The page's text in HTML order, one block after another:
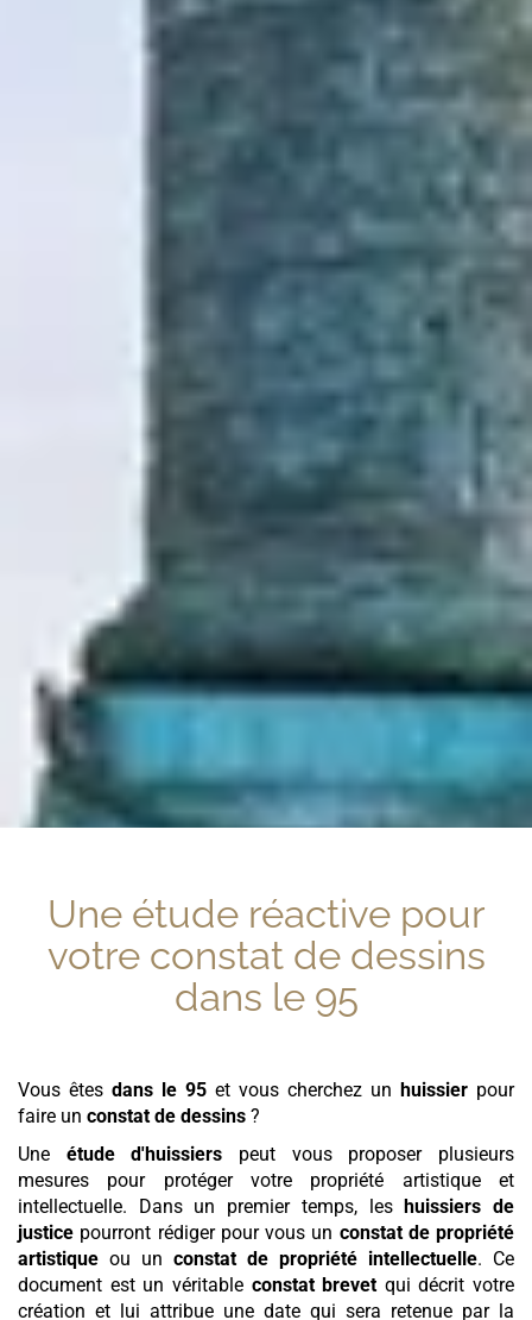
Une étude réactive pour
votre constat de dessins
dans le 95
Vous êtes dans le 95 et vous cherchez un huissier pour
faire un constat de dessins ?
Une étude d'huissiers peut vous proposer plusieurs
mesures pour protéger votre propriété artistique et
intellectuelle. Dans un premier temps, leshuissiers de
justice pourront rédiger pour vous un constat de propriété
artistique ou un constat de propriété intellectuelle. Ce
document est un véritable constat brevet qui décrit votre
création et lui attribue une date qui sera retenue par la